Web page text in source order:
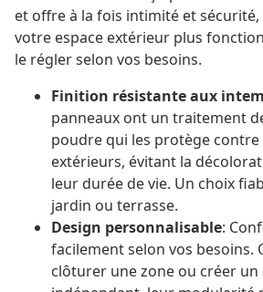
et offre à la fois intimité et
votre espace extérieur plus
le régler selon vos besoins.
Finition résistante aux
panneaux ont un traitement
poudre qui les protège contre
extérieurs, évitant la
leur durée de vie. Un choix
jardin ou terrasse.
Design personnalisable:
facilement selon vos besoins.
clôturer une zone ou créer un